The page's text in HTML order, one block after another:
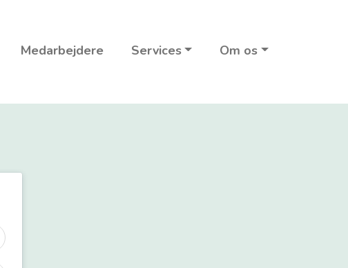
Medarbejdere Services Om os